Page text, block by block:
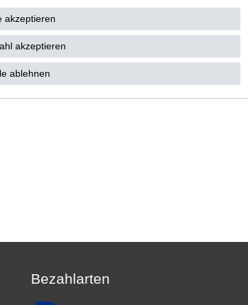
5,74 € *
1 Stück
*inkl. ges. MwSt.zzgl.Versandkosten
Bezahlarten
akzeptieren
akzeptieren
ablehnen